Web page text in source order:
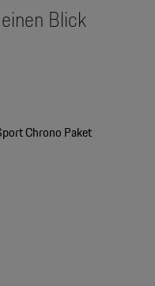
Blick
Chrono Paket